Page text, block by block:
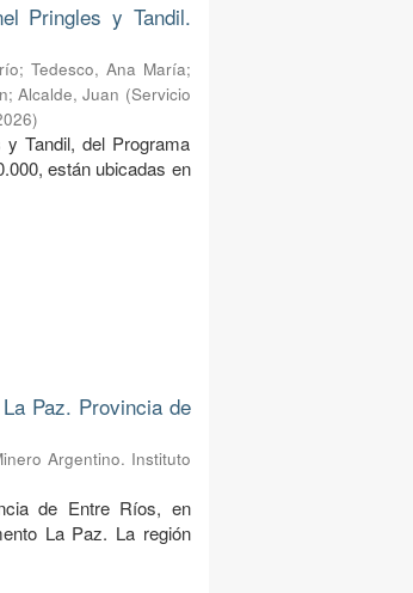
Pringles y Tandil.
; Tedesco, Ana María;
;Alcalde, Juan (Servicio
)
Tandil, del Programa
están ubicadas en
Paz. Provincia de
Argentino. Instituto
de Entre Ríos, en
La Paz. La región